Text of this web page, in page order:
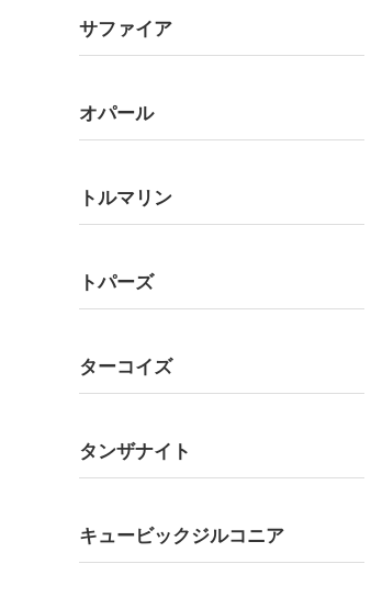
サファイア
オパール
トルマリン
トパーズ
ターコイズ
タンザナイト
キュービックジルコニア